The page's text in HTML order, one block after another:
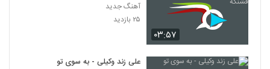
۰۳:۵۷
آهنگ جدید
۲۵ بازدید
علی زند وکیلی - به سوی تو